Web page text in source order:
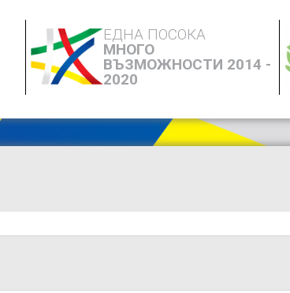
ЕДНА ПОСОКА
МНОГО
ВЪЗМОЖНОСТИ 2014 -
2020